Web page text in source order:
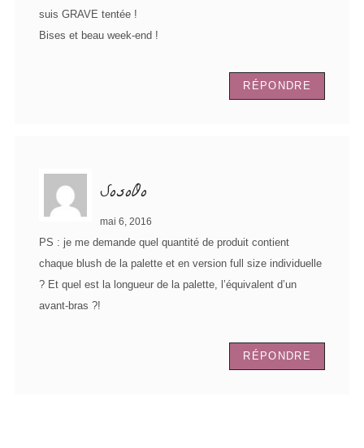
suis GRAVE tentée !
Bises et beau week-end !
RÉPONDRE
SosoOo
mai 6, 2016
PS : je me demande quel quantité de produit contient
chaque blush de la palette et en version full size individuelle
? Et quel est la longueur de la palette, l’équivalent d’un
avant-bras ?!
RÉPONDRE